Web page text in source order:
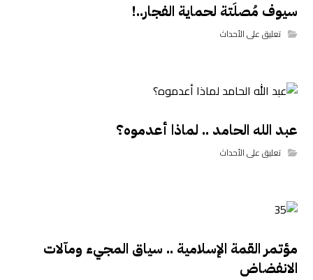
سيوف مُصلَتة لحماية الفجار..!
تعليق على الأحداث
عبد الله الحامد .. لماذا أعدموه؟
تعليق على الأحداث
مؤتمر القمة الإسلامية .. سياق المجيء ومآلات
الانفضاض